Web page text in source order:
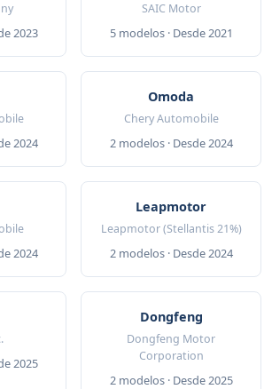
2023
SAIC Motor
5 modelos · Desde 2021
2024
Omoda
Chery Automobile
2 modelos · Desde 2024
2024
Leapmotor
Leapmotor (Stellantis 21%)
2 modelos · Desde 2024
2025
Dongfeng
Dongfeng Motor
Corporation
2 modelos · Desde 2025